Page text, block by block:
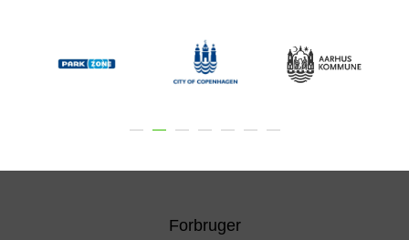
Forbruger